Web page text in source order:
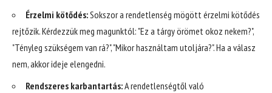
Érzelmi kötődés:Sokszor a rendetlenség mögött érzelmi kötődés
rejtőzik. Kérdezzük meg magunktól: "Ez a tárgy örömet okoz nekem?",
"Tényleg szükségem van rá?", "Mikor használtam utoljára?". Ha a válasz
nem, akkor ideje elengedni.
Rendszeres karbantartás:A rendetlenségtől való